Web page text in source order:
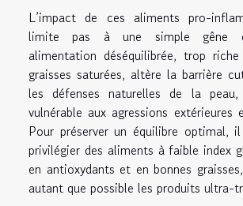
L’impact de ces aliments pro-
limite pas à une simple gêne
alimentation déséquilibrée, trop
graisses saturées, altère la barrière
les défenses naturelles de la
vulnérable aux agressions
Pour préserver un équilibre optimal,
privilégier des aliments à faible index
en antioxydants et en bonnes
autant que possible les produits ultra-